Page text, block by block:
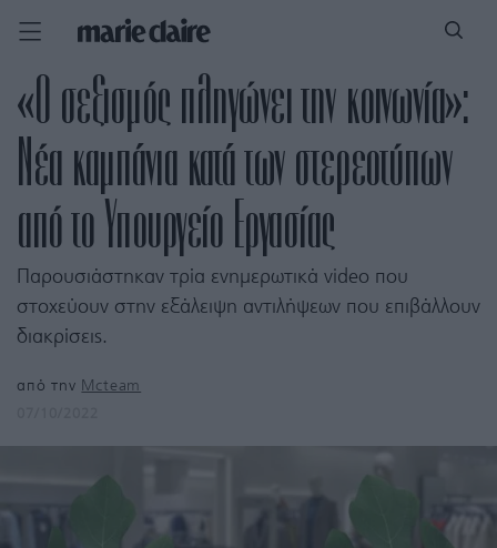
«Ο σεξισμός πληγώνει την κοινωνία»:
Νέα καμπάνια κατά των στερεοτύπων
από το Υπουργείο Εργασίας
Παρουσιάστηκαν τρία ενημερωτικά video που
στοχεύουν στην εξάλειψη αντιλήψεων που επιβάλλουν
διακρίσεις.
από την Mcteam